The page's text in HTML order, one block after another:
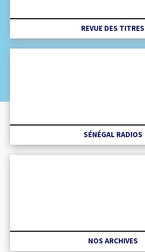
REVUE DES TITRES
SÉNÉGAL RADIOS
NOS ARCHIVES